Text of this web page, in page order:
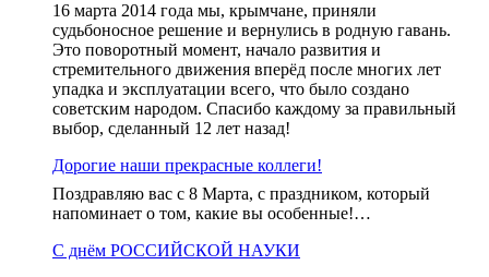
16 марта 2014 года мы, крымчане, приняли
судьбоносное решение и вернулись в родную гавань.
Это поворотный момент, начало развития и
стремительного движения вперёд после многих лет
упадка и эксплуатации всего, что было создано
советским народом. Спасибо каждому за правильный
выбор, сделанный 12 лет назад!
Дорогие наши прекрасные коллеги!
Поздравляю вас с 8 Марта, с праздником, который
напоминает о том, какие вы особенные!…
С днём РОССИЙСКОЙ НАУКИ